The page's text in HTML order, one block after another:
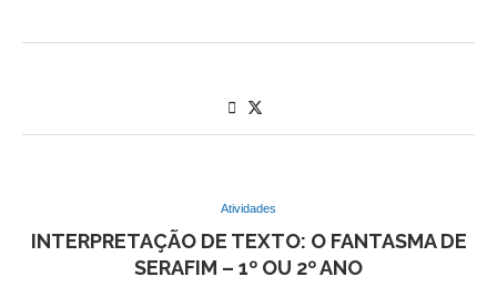
Atividades
INTERPRETAÇÃO DE TEXTO: O FANTASMA DE
SERAFIM – 1º OU 2º ANO